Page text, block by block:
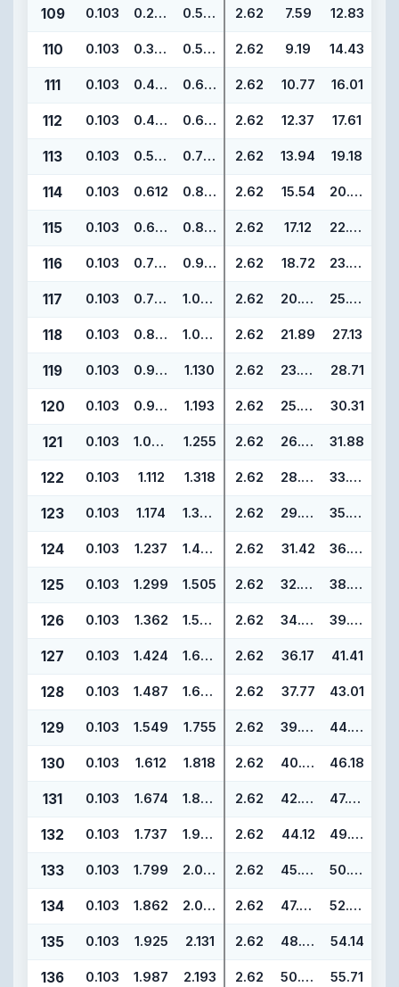
109 0.103 0.299 0.505 2.62 7.59 12.83
110 0.103 0.362 0.568 2.62 9.19 14.43
111 0.103 0.424 0.630 2.62 10.77 16.01
112 0.103 0.487 0.693 2.62 12.37 17.61
113 0.103 0.549 0.755 2.62 13.94 19.18
114 0.103 0.612 0.818 2.62 15.54 20.78
115 0.103 0.674 0.880 2.62 17.12 22.36
116 0.103 0.737 0.943 2.62 18.72 23.96
117 0.103 0.799 1.005 2.62 20.29 25.53
118 0.103 0.862 1.068 2.62 21.89 27.13
119 0.103 0.924 1.130 2.62 23.47 28.71
120 0.103 0.987 1.193 2.62 25.07 30.31
121 0.103 1.049 1.255 2.62 26.64 31.88
122 0.103 1.112 1.318 2.62 28.24 33.48
123 0.103 1.174 1.380 2.62 29.82 35.06
124 0.103 1.237 1.443 2.62 31.42 36.66
125 0.103 1.299 1.505 2.62 32.99 38.23
126 0.103 1.362 1.568 2.62 34.59 39.83
127 0.103 1.424 1.630 2.62 36.17 41.41
128 0.103 1.487 1.693 2.62 37.77 43.01
129 0.103 1.549 1.755 2.62 39.34 44.58
130 0.103 1.612 1.818 2.62 40.94 46.18
131 0.103 1.674 1.880 2.62 42.52 47.76
132 0.103 1.737 1.943 2.62 44.12 49.36
133 0.103 1.799 2.005 2.62 45.69 50.93
134 0.103 1.862 2.068 2.62 47.29 52.53
135 0.103 1.925 2.131 2.62 48.90 54.14
136 0.103 1.987 2.193 2.62 50.47 55.71